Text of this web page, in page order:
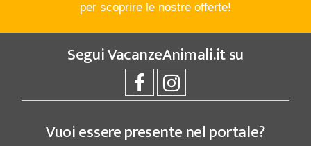
per scoprire le nostre offerte!
SeguiVacanzeAnimali.itsu
Vuoi essere presente nel portale?